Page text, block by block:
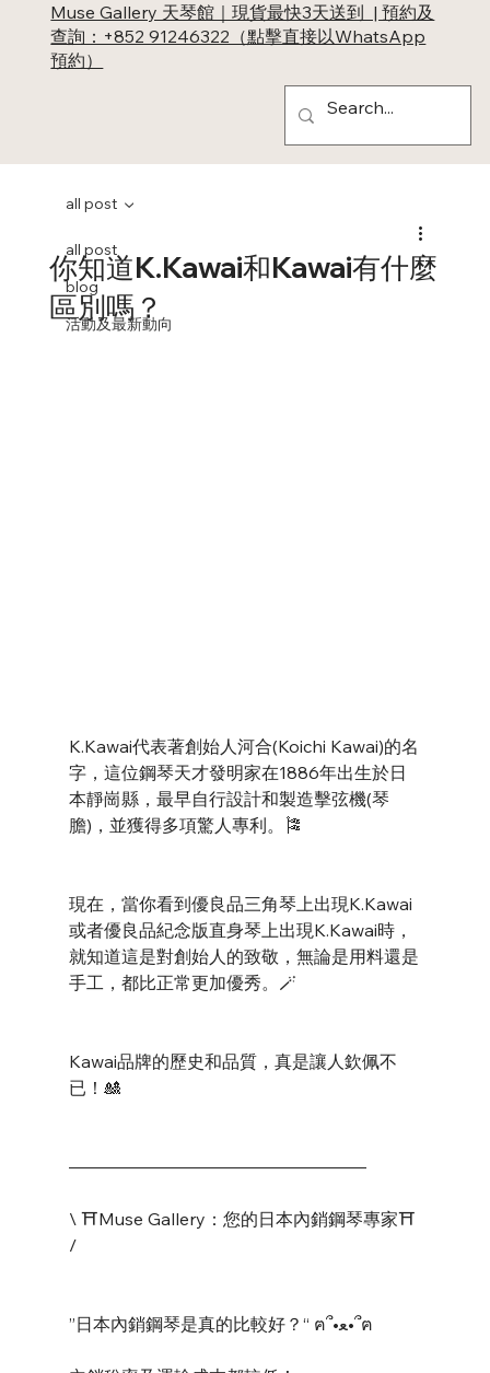
Muse Gallery 天琴館｜現貨最快3天送到 | 預約及
查詢：+852 91246322（點擊直接以WhatsApp
預約）
all post
blog
活動及最新動向
all post
你知道K.Kawai和Kawai有什麼
區別嗎？
K.Kawai代表著創始人河合(Koichi Kawai)的名
字，這位鋼琴天才發明家在1886年出生於日
本靜崗縣，最早自行設計和製造擊弦機(琴
膽)，並獲得多項驚人專利。🎏
現在，當你看到優良品三角琴上出現K.Kawai
或者優良品紀念版直身琴上出現K.Kawai時，
就知道這是對創始人的致敬，無論是用料還是
手工，都比正常更加優秀。🪄
Kawai品牌的歷史和品質，真是讓人欽佩不
已！🎎
—————————————————
\ ⛩️Muse Gallery：您的日本內銷鋼琴專家⛩️
/
”日本內銷鋼琴是真的比較好？“ ฅ՞•ﻌ•՞ฅ